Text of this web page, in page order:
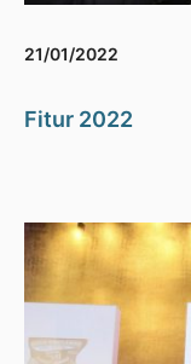
21/01/2022
Fitur 2022